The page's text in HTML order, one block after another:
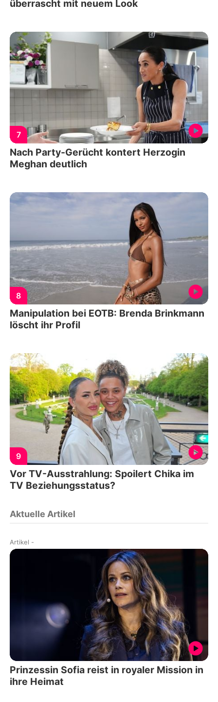
überrascht mit neuem Look
7
Nach Party-Gerücht kontert Herzogin
Meghan deutlich
8
Manipulation bei EOTB: Brenda Brinkmann
löscht ihr Profil
9
Vor TV-Ausstrahlung: Spoilert Chika im
TV Beziehungsstatus?
Aktuelle Artikel
Artikel -
Prinzessin Sofia reist in royaler Mission in
ihre Heimat